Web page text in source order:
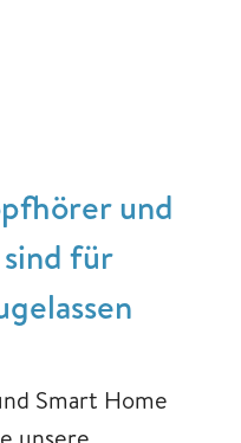
und
für
Smart Home